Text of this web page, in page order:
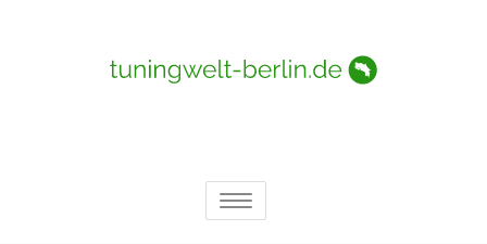
Tuningwelt-berlin.de
Toggle